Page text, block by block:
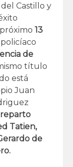
Castillo y
13
de
título
está
Juan
Tatien,
de